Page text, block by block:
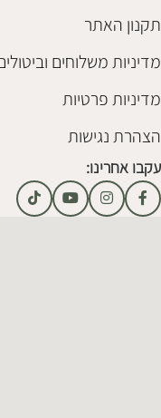
תקנון האתר
מדיניות משלוחים
מדיניות פרטיות
הצהרת נגישות
עקבו אחרינו: